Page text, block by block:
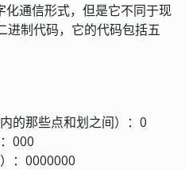
通信形式，但是它不同于现
进制代码，它的代码包括五
的那些点和划之间）：0
000
：0000000